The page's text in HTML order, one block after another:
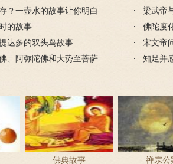
？一壶水的故事让你明白
的故事
达多的双头鸟故事
、阿弥陀佛和大势至菩萨
梁武帝
是哪个
佛陀度
宋文帝
知足并
佛典故事
禅宗公